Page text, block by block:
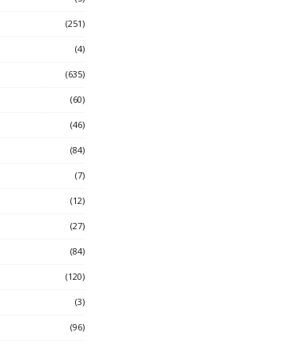
(251)
(4)
(635)
(60)
(46)
(84)
(7)
(12)
(27)
(84)
(120)
(3)
(96)